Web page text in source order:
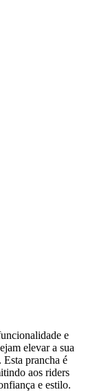
e
elevar a sua
prancha é
aos riders
e estilo.